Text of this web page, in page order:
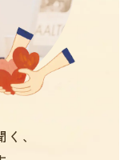
、